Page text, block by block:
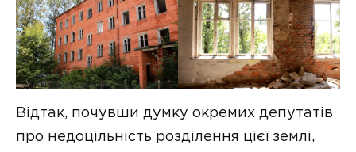
Відтак, почувши думку окремих депутатів
про недоцільність розділення цієї землі,